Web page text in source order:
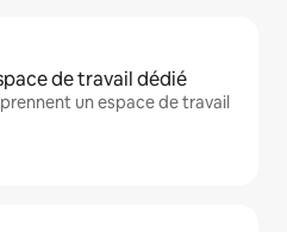
de travail dédié
un espace de travail